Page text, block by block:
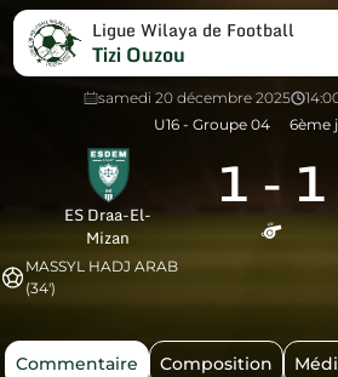
Ligue Wilaya de Football
Tizi Ouzou
samedi 20 décembre 2025
U16 - Groupe 04
6ème
ES Draa-El-
Mizan
1 - 1
MASSYL HADJ ARAB
(34')
Commentaire Composition